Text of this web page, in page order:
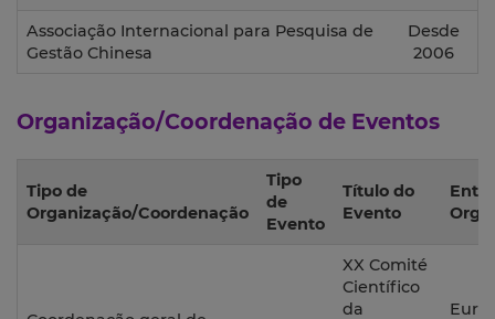
Associação Internacional para Pesquisa de
Gestão Chinesa
Desde
2006
Organização/Coordenação de Eventos
Tipo de
Organização/Coordenação
Tipo
de
Evento
Título do
Evento
XX Comité
Científico
da